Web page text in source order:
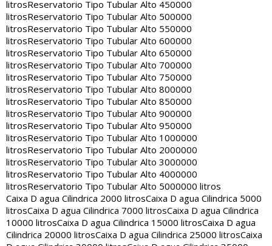
litrosReservatorio Tipo Tubular Alto 450000
litrosReservatorio Tipo Tubular Alto 500000
litrosReservatorio Tipo Tubular Alto 550000
litrosReservatorio Tipo Tubular Alto 600000
litrosReservatorio Tipo Tubular Alto 650000
litrosReservatorio Tipo Tubular Alto 700000
litrosReservatorio Tipo Tubular Alto 750000
litrosReservatorio Tipo Tubular Alto 800000
litrosReservatorio Tipo Tubular Alto 850000
litrosReservatorio Tipo Tubular Alto 900000
litrosReservatorio Tipo Tubular Alto 950000
litrosReservatorio Tipo Tubular Alto 1000000
litrosReservatorio Tipo Tubular Alto 2000000
litrosReservatorio Tipo Tubular Alto 3000000
litrosReservatorio Tipo Tubular Alto 4000000
litrosReservatorio Tipo Tubular Alto 5000000 litros
Caixa D agua Cilindrica 2000 litrosCaixa D agua Cilindrica 5000
litrosCaixa D agua Cilindrica 7000 litrosCaixa D agua Cilindrica
10000 litrosCaixa D agua Cilindrica 15000 litrosCaixa D agua
Cilindrica 20000 litrosCaixa D agua Cilindrica 25000 litrosCaixa